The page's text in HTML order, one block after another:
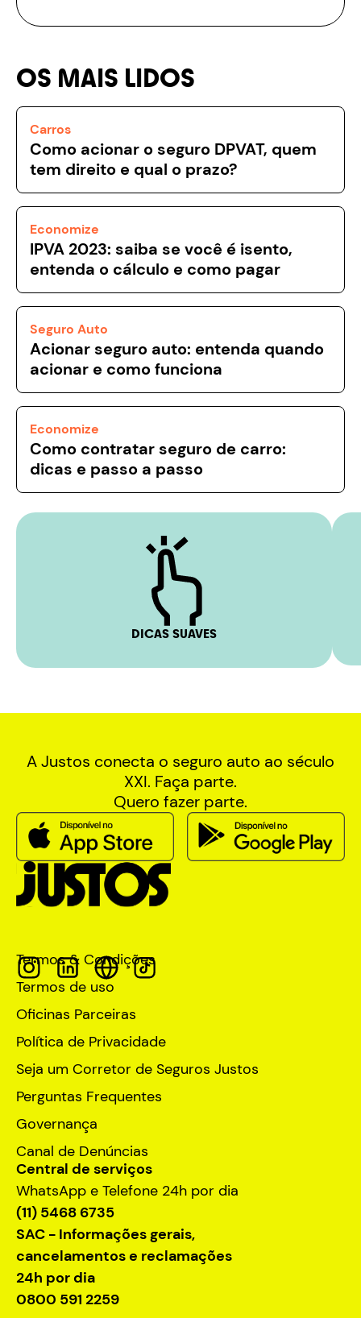
OS MAIS LIDOS
Carros
Como acionar o seguro DPVAT, quem
tem direito e qual o prazo?
Economize
IPVA 2023: saiba se você é isento,
entenda o cálculo e como pagar
Seguro Auto
Acionar seguro auto: entenda quando
acionar e como funciona
Economize
Como contratar seguro de carro:
dicas e passo a passo
DICAS SUAVES
A Justos conecta o seguro auto ao século
XXI. Faça parte.
Quero fazer parte.
Termos & Condições
Termos de uso
Oficinas Parceiras
Política de Privacidade
Seja um Corretor de Seguros Justos
Perguntas Frequentes
Governança
Canal de Denúncias
Central de serviços
WhatsApp e Telefone 24h por dia
(11) 5468 6735
SAC - Informações gerais,
cancelamentos e reclamações
24h por dia
0800 591 2259